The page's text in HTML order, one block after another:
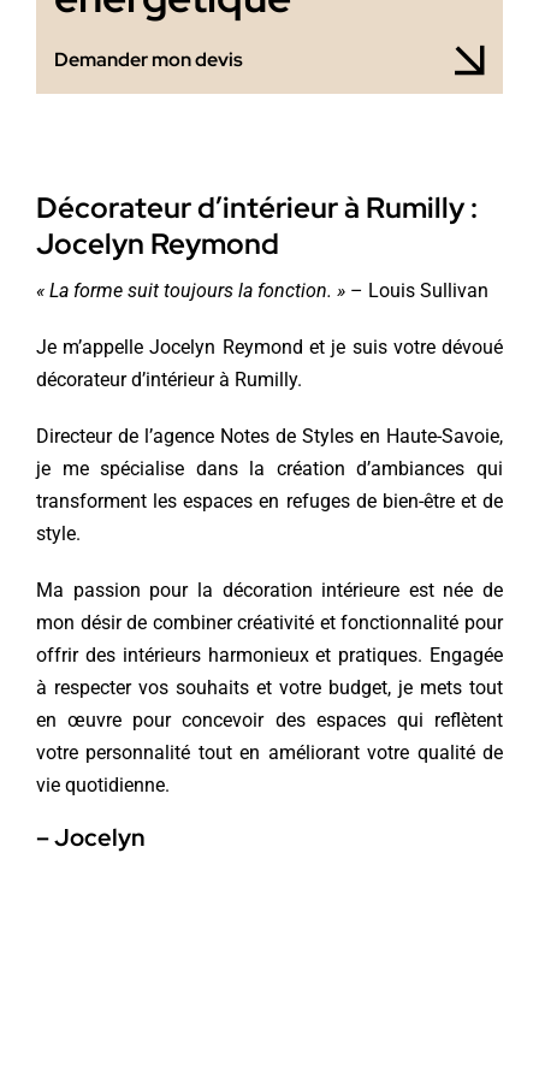
Demander mon devis
Décorateur d’intérieur à Rumilly :
Jocelyn Reymond
« La forme suit toujours la fonction. »– Louis Sullivan
Je m’appelle Jocelyn Reymond et je suis votre dévoué
décorateur d’intérieur à Rumilly.
Directeur de l’agence Notes de Styles en Haute-Savoie,
je me spécialise dans la création d’ambiances qui
transforment les espaces en refuges de bien-être et de
style.
Ma passion pour la décoration intérieure est née de
mon désir de combiner créativité et fonctionnalité pour
offrir des intérieurs harmonieux et pratiques. Engagée
à respecter vos souhaits et votre budget, je mets tout
en œuvre pour concevoir des espaces qui reflètent
votre personnalité tout en améliorant votre qualité de
vie quotidienne.
– Jocelyn